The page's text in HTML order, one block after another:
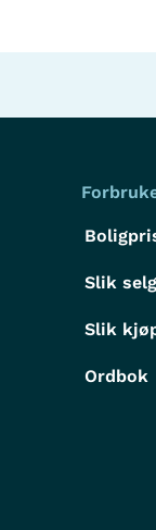
Slik
Slik
Ordbok